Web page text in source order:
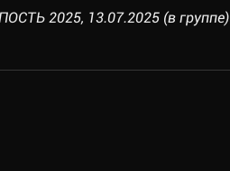
2025, 13.07.2025 (в группе)